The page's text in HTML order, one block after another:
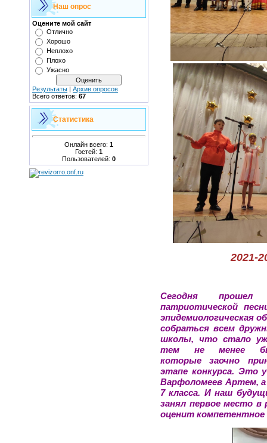
Наш опрос
Оцените мой сайт
Отлично
Хорошо
Неплохо
Плохо
Ужасно
Результаты | Архив опросов
Всего ответов: 67
Статистика
Онлайн всего: 1
Гостей: 1
Пользователей: 0
2021-
Сегодня прошел
патриотической
эпидемиологическая
собраться всем
школы, что стало
тем не менее
которые заочно
этапе конкурса. Это
Варфоломеев Артем, а
7 класса. И наш
занял первое место в
оценит компетентное